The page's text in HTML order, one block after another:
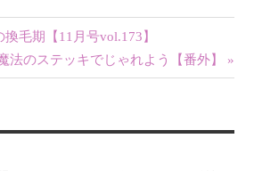
換毛期【11月号vol.173】
法のステッキでじゃれよう【番外】